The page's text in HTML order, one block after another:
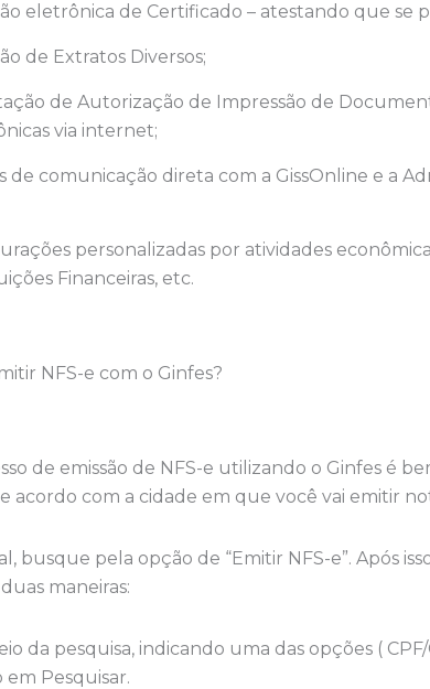
eletrônica de Certificado – atestando que se
de Extratos Diversos;
de Autorização de Impressão de
via internet;
de comunicação direta com a GissOnline e a
personalizadas por atividades
Financeiras, etc.
NFS-e com o Ginfes?
de emissão de NFS-e utilizando o Ginfes é
acordo com a cidade em que você vai emitir
busque pela opção de “Emitir NFS-e”. Após
maneiras:
da pesquisa, indicando uma das opções (
em Pesquisar.